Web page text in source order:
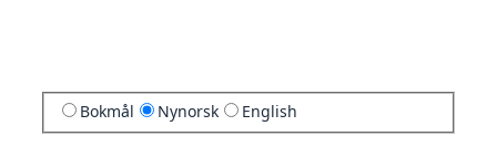
Bokmål Nynorsk English